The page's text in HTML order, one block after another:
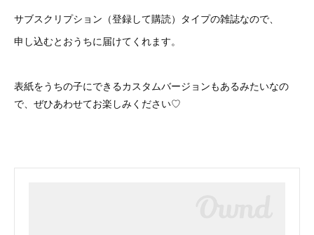
サブスクリプション（登録して購読）タイプの雑誌なので、
申し込むとおうちに届けてくれます。
表紙をうちの子にできるカスタムバージョンもあるみたいなの
で、ぜひあわせてお楽しみください♡